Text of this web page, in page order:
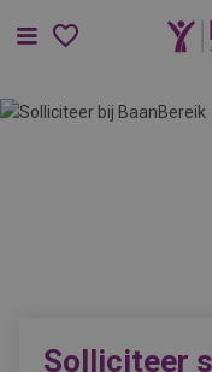
Menu
Solliciteer